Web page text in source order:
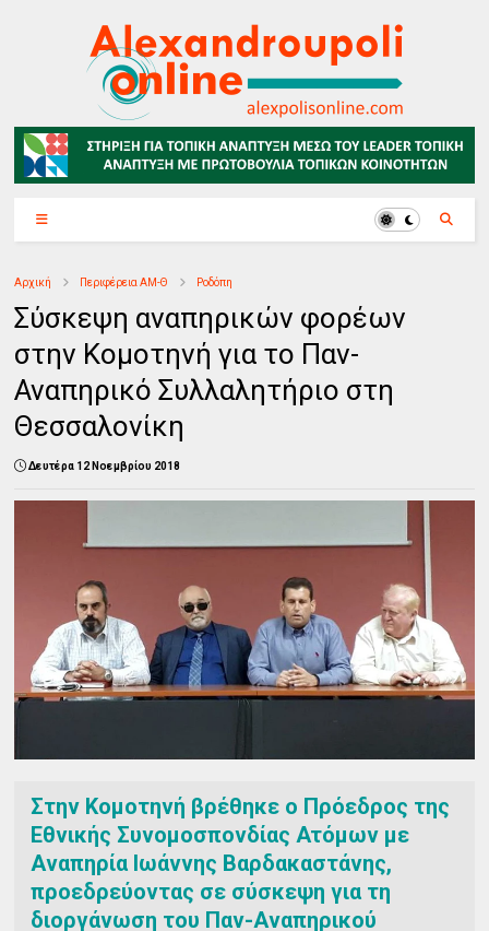
Αρχική Περιφέρεια ΑΜ-Θ Ροδόπη
Σύσκεψη αναπηρικών φορέων
στην Κομοτηνή για το Παν-
Αναπηρικό Συλλαλητήριο στη
Θεσσαλονίκη
Δευτέρα 12 Νοεμβρίου 2018
Στην Κομοτηνή βρέθηκε ο Πρόεδρος της
Εθνικής Συνομοσπονδίας Ατόμων με
Αναπηρία Ιωάννης Βαρδακαστάνης,
προεδρεύοντας σε σύσκεψη για τη
διοργάνωση του Παν-Αναπηρικού